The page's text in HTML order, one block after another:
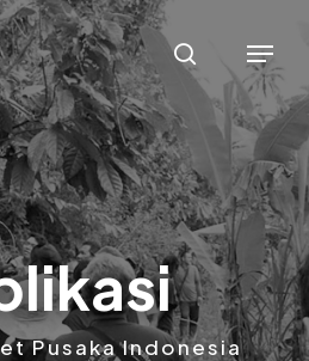
search
Menu
Pusaka Indonesia